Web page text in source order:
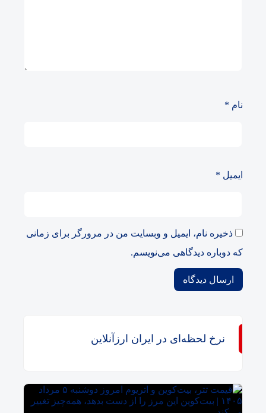
نام *
ایمیل *
ذخیره نام، ایمیل و وبسایت من در مرورگر برای زمانی
که دوباره دیدگاهی می‌نویسم.
نرخ لحظه‌ای در ایران ارزآنلاین